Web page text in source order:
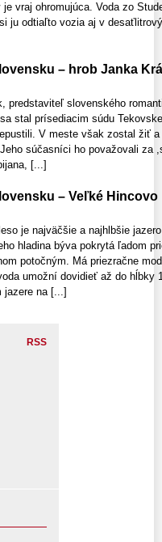
vraj ohromujúca. Voda zo
ju odtiaľto vozia aj v
– hrob Janka
predstaviteľ slovenského
stal prísediacim súdu
V meste však zostal žiť
súčasníci ho považovali za
[...]
– Veľké Hincovo
je najväčšie a najhlbšie
hladina býva pokrytá ľadom
potočným. Má priezračne
umožní dovidieť až do hĺbky
jazere na [...]
RSS